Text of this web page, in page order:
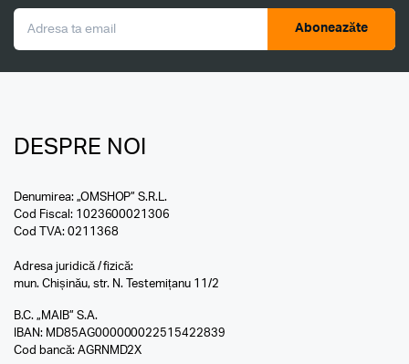
Aboneazăte
DESPRE NOI
Denumirea: „OMSHOP” S.R.L.
Cod Fiscal: 1023600021306
Cod TVA: 0211368
Adresa juridică / fizică:
mun. Chișinău, str. N. Testemițanu 11/2
B.C. „MAIB” S.A.
IBAN: MD85AG000000022515422839
Cod bancă: AGRNMD2X